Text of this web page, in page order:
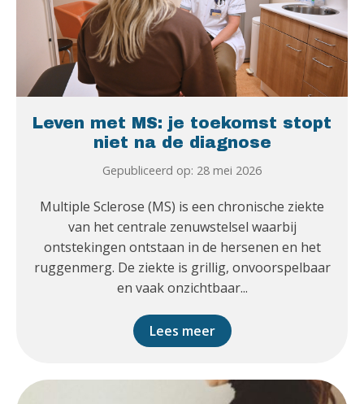
Leven met MS: je toekomst stopt
niet na de diagnose
Gepubliceerd op: 28 mei 2026
Multiple Sclerose (MS) is een chronische ziekte
van het centrale zenuwstelsel waarbij
ontstekingen ontstaan in de hersenen en het
ruggenmerg. De ziekte is grillig, onvoorspelbaar
en vaak onzichtbaar...
Lees meer